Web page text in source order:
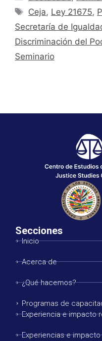
Ceja, Ley 21675,
Secretaría de
Discriminación del
Seminario
Secciones
Inicio
Acerca de
¿Qué hacemos?
Programas de
Experiencia e impacto
Experiencias e